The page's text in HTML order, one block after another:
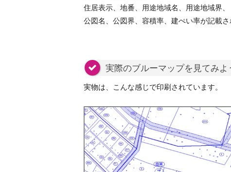
住居表示、地番、用途地域名、用途地域界、
公図名、公図界、容積率、建ぺい率が記載さ
実際のブルーマップを見てみよ
実物は、こんな感じで印刷されています。